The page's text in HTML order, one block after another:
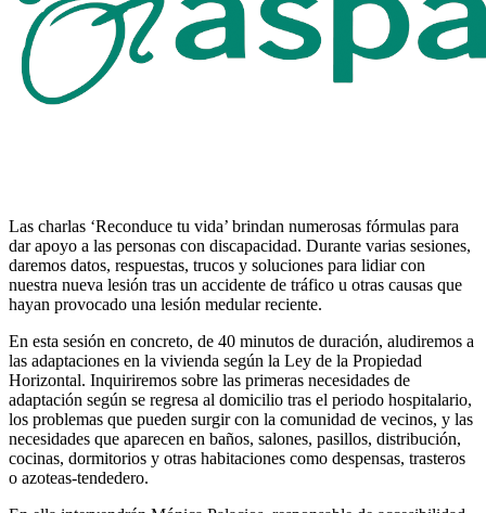
Las charlas ‘Reconduce tu vida’ brindan numerosas fórmulas para
dar apoyo a las personas con discapacidad. Durante varias sesiones,
daremos datos, respuestas, trucos y soluciones para lidiar con
nuestra nueva lesión tras un accidente de tráfico u otras causas que
hayan provocado una lesión medular reciente.
En esta sesión en concreto, de 40 minutos de duración, aludiremos a
las adaptaciones en la vivienda según la Ley de la Propiedad
Horizontal. Inquiriremos sobre las primeras necesidades de
adaptación según se regresa al domicilio tras el periodo hospitalario,
los problemas que pueden surgir con la comunidad de vecinos, y las
necesidades que aparecen en baños, salones, pasillos, distribución,
cocinas, dormitorios y otras habitaciones como despensas, trasteros
o azoteas-tendedero.